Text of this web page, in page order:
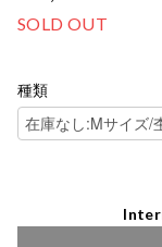
SOLD OUT
種類